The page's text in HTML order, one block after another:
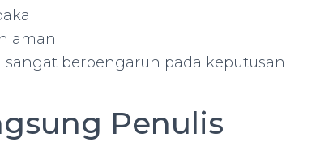
aman
sangat berpengaruh pada keputusan
Penulis